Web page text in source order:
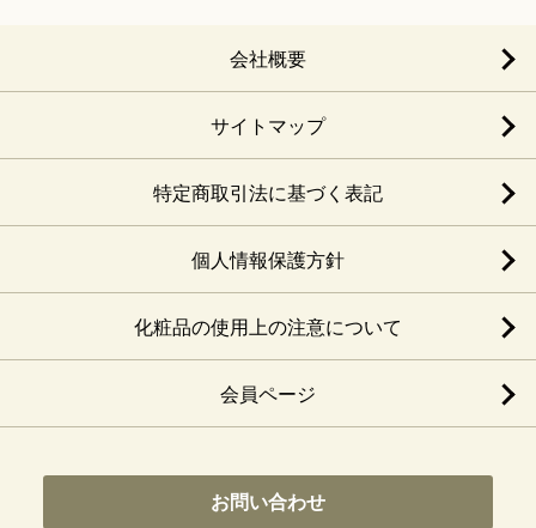
会社概要
サイトマップ
特定商取引法に基づく表記
個人情報保護方針
化粧品の使用上の注意について
会員ページ
お問い合わせ